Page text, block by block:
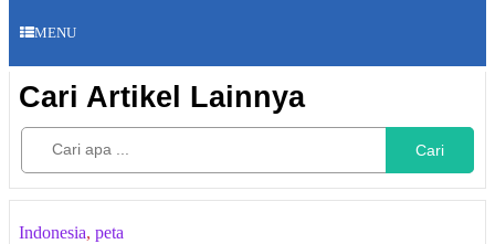
MENU
Cari Artikel Lainnya
Cari
Indonesia, peta